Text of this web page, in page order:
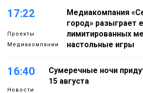
17:22
Проекты
Медиакомпании
Медиакомпания
город» разыграет
лимитированных
настольные игры
16:40
Новости
Сумеречные ночи
15 августа